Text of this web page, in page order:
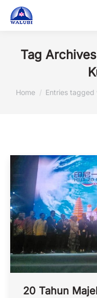
Tag
You are here:
Home Entries tagged
20 Tahun